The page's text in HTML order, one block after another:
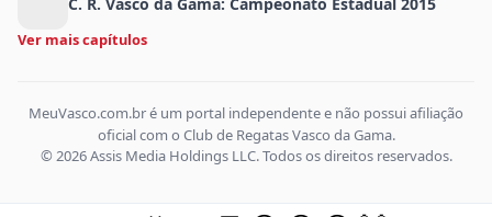
C. R. Vasco da Gama: Campeonato Estadual 2015
Ver mais capítulos
MeuVasco.com.br é um portal independente e não possui afiliação
oficial com o Club de Regatas Vasco da Gama.
© 2026 Assis Media Holdings LLC. Todos os direitos reservados.